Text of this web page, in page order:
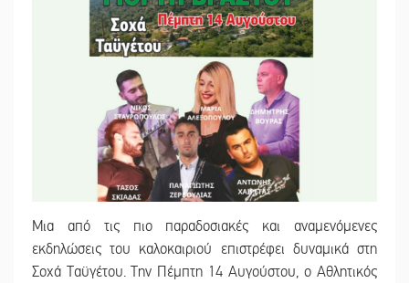
Μια από τις πιο παραδοσιακές και αναμενόμενες
εκδηλώσεις του καλοκαιριού επιστρέφει δυναμικά στη
Σοχά Ταϋγέτου. Την Πέμπτη 14 Αυγούστου, ο Αθλητικός